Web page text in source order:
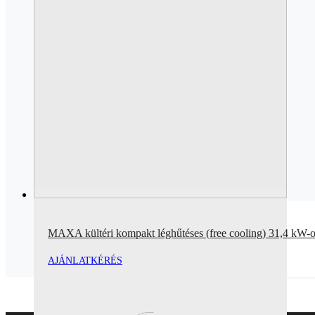
MAXA kültéri kompakt léghűtéses (free cooling) 31,4 kW-
AJÁNLATKÉRÉS